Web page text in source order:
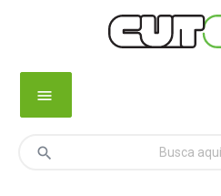
menu
search